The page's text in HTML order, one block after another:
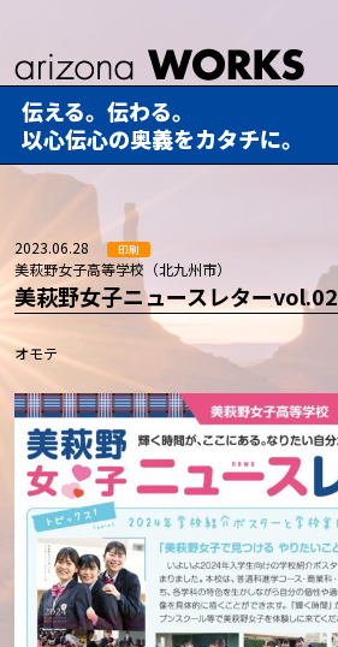
伝える。伝わる。
以心伝心の奥義をカタチに。
2023.06.28 印刷
美萩野女子高等学校（北九州市）
美萩野女子ニュースレターvol.02
オモテ